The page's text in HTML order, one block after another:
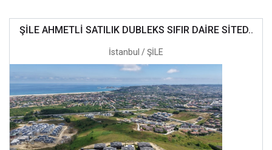
ŞİLE AHMETLİ SATILIK DUBLEKS SIFIR DAİRE SİTED..
İstanbul / ŞİLE